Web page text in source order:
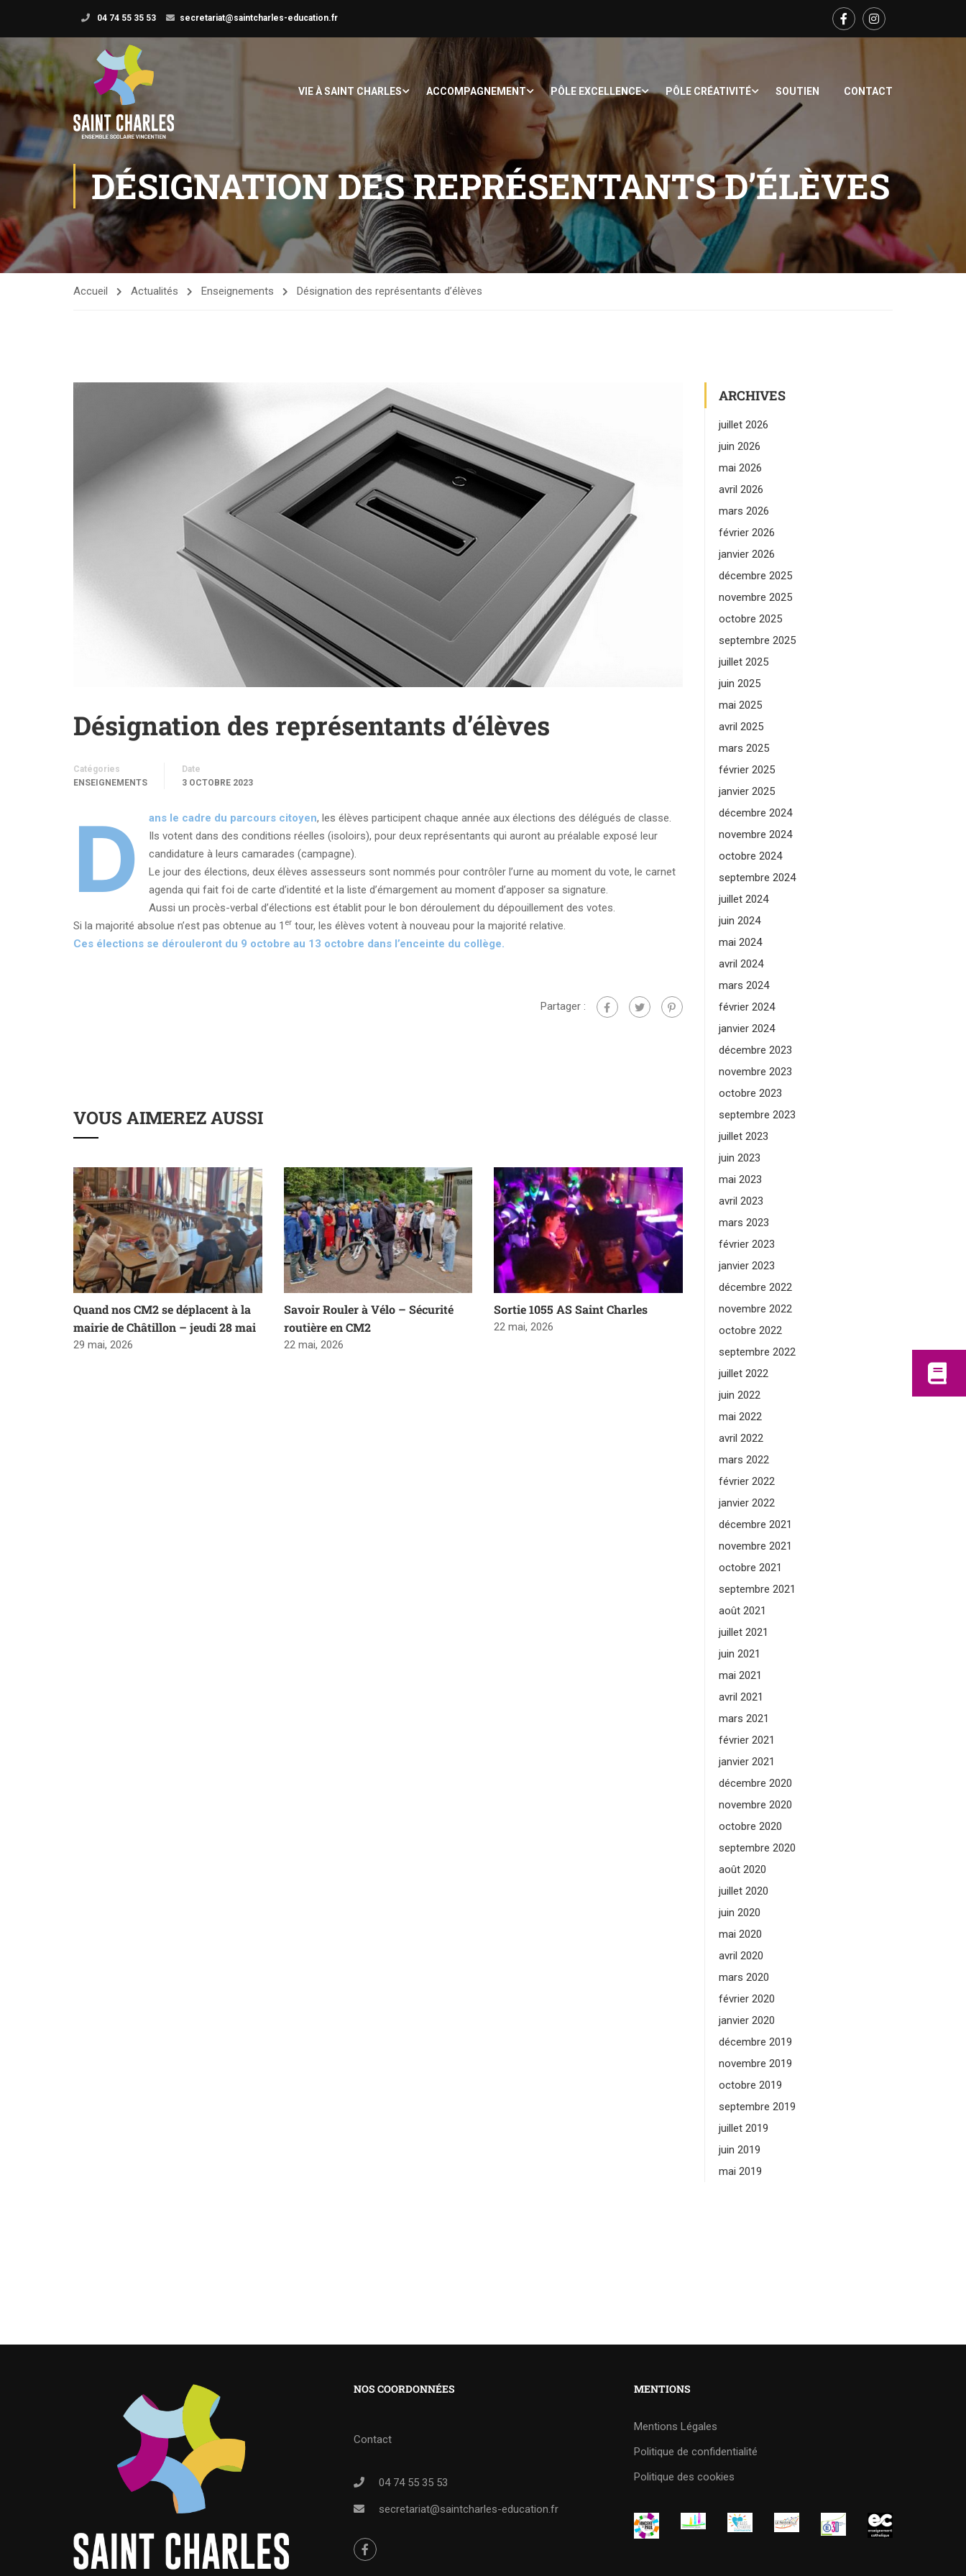
04 74 55 35 53 secretariat@saintcharles-education.fr
VIE À SAINT CHARLES ACCOMPAGNEMENT PÔLE EXCELLENCE PÔLE CRÉATIVITÉ SOUTIEN CONTACT
DÉSIGNATION DES REPRÉSENTANTS D’ÉLÈVES
Accueil Actualités Enseignements Désignation des représentants d’élèves
Désignation des représentants d’élèves
Catégories
ENSEIGNEMENTS
Date
3 OCTOBRE 2023
D ans le cadre du parcours citoyen, les élèves participent chaque année aux élections des délégués de classe.
Ils votent dans des conditions réelles (isoloirs), pour deux représentants qui auront au préalable exposé leur
candidature à leurs camarades (campagne).
Le jour des élections, deux élèves assesseurs sont nommés pour contrôler l’urne au moment du vote, le carnet
agenda qui fait foi de carte d’identité et la liste d’émargement au moment d’apposer sa signature.
Aussi un procès-verbal d’élections est établit pour le bon déroulement du dépouillement des votes.
Si la majorité absolue n’est pas obtenue au 1 er tour, les élèves votent à nouveau pour la majorité relative.
Ces élections se dérouleront du 9 octobre au 13 octobre dans l’enceinte du collège.
Partager :
VOUS AIMEREZ AUSSI
Quand nos CM2 se déplacent à la
mairie de Châtillon – jeudi 28 mai
29 mai, 2026
Savoir Rouler à Vélo – Sécurité
routière en CM2
22 mai, 2026
Sortie 1055 AS Saint Charles
22 mai, 2026
ARCHIVES
juillet 2026
juin 2026
mai 2026
avril 2026
mars 2026
février 2026
janvier 2026
décembre 2025
novembre 2025
octobre 2025
septembre 2025
juillet 2025
juin 2025
mai 2025
avril 2025
mars 2025
février 2025
janvier 2025
décembre 2024
novembre 2024
octobre 2024
septembre 2024
juillet 2024
juin 2024
mai 2024
avril 2024
mars 2024
février 2024
janvier 2024
décembre 2023
novembre 2023
octobre 2023
septembre 2023
juillet 2023
juin 2023
mai 2023
avril 2023
mars 2023
février 2023
janvier 2023
décembre 2022
novembre 2022
octobre 2022
septembre 2022
juillet 2022
juin 2022
mai 2022
avril 2022
mars 2022
février 2022
janvier 2022
décembre 2021
novembre 2021
octobre 2021
septembre 2021
août 2021
juillet 2021
juin 2021
mai 2021
avril 2021
mars 2021
février 2021
janvier 2021
décembre 2020
novembre 2020
octobre 2020
septembre 2020
août 2020
juillet 2020
juin 2020
mai 2020
avril 2020
mars 2020
février 2020
janvier 2020
décembre 2019
novembre 2019
octobre 2019
septembre 2019
juillet 2019
juin 2019
mai 2019
NOS COORDONNÉES
Contact
04 74 55 35 53
secretariat@saintcharles-education.fr
MENTIONS
Mentions Légales
Politique de confidentialité
Politique des cookies